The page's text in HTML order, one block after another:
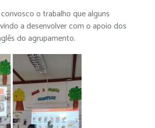
o trabalho que alguns
a desenvolver com o apoio dos
do agrupamento.